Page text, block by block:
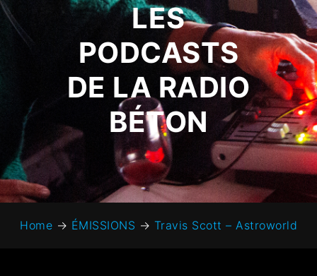
LES
PODCASTS
DE LA RADIO
BÉTON
Home → ÉMISSIONS → Travis Scott – Astroworld